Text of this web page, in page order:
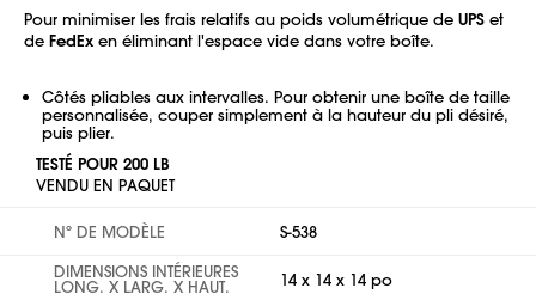
Pour minimiser les frais relatifs au poids volumétrique de UPS et
de FedEx en éliminant l'espace vide dans votre boîte.
Côtés pliables aux intervalles. Pour obtenir une boîte de taille
personnalisée, couper simplement à la hauteur du pli désiré,
puis plier.
TESTÉ POUR 200 LB
VENDU EN PAQUET
Nº DE MODÈLE
S-538
DIMENSIONS INTÉRIEURES
LONG. X LARG. X HAUT. 14 x 14 x 14 po